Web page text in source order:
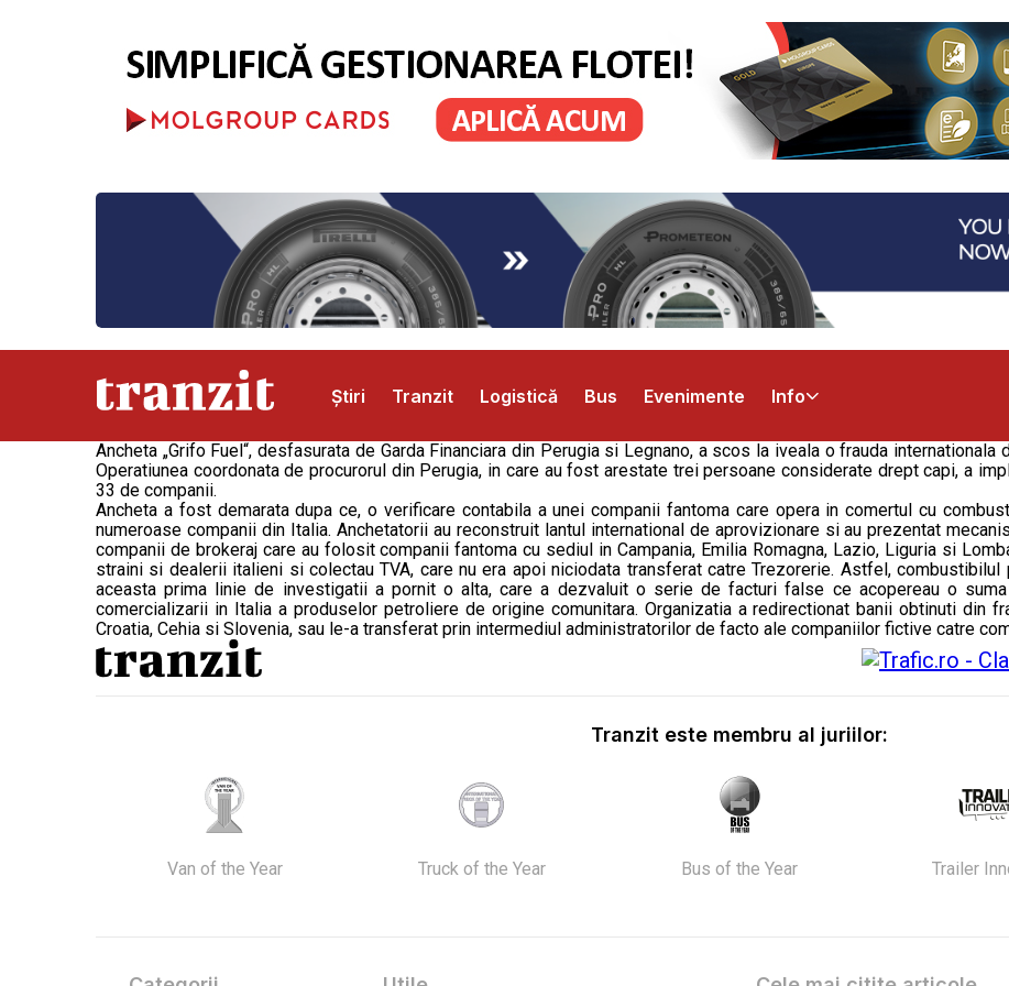
Știri Tranzit Logistică Bus Evenimente Info
Abonamente Publicitate Contact
Ancheta „Grifo Fuel“, desfasurata de Garda Financiara din Perugia si Legnano, a scos la iveala o frauda
Operatiunea coordonata de procurorul din Perugia, in care au fost arestate trei persoane considerate drept capi, a
33 de companii.
Ancheta a fost demarata dupa ce, o verificare contabila a unei companii fantoma care opera in comertul cu
numeroase companii din Italia. Anchetatorii au reconstruit lantul international de aprovizionare si au prezentat
companii de brokeraj care au folosit companii fantoma cu sediul in Campania, Emilia Romagna, Lazio, Liguria si
straini si dealerii italieni si colectau TVA, care nu era apoi niciodata transferat catre Trezorerie. Astfel,
aceasta prima linie de investigatii a pornit o alta, care a dezvaluit o serie de facturi false ce acopereau o
comercializarii in Italia a produselor petroliere de origine comunitara. Organizatia a redirectionat banii obtinuti din
Croatia, Cehia si Slovenia, sau le-a transferat prin intermediul administratorilor de facto ale companiilor fictive catre
Tranzit este membru al juriilor:
Van of the Year Truck of the Year Bus of the Year Trailer